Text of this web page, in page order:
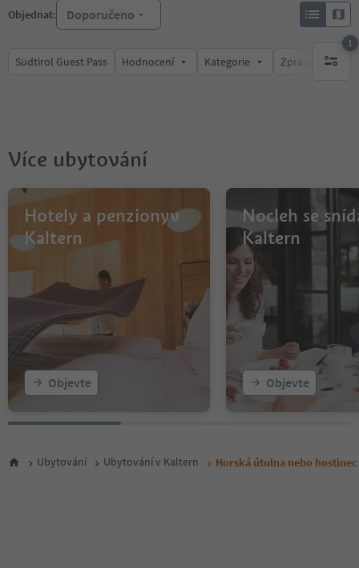
Objednat: Doporučeno
Südtirol Guest Pass Hodnocení Kategorie Zpracovává
1
1
Více ubytování
Hotely a penzionyv
Kaltern
Objevte
Nocleh se
Kaltern
Objevte
Ubytování Ubytování v Kaltern Horská útulna nebo